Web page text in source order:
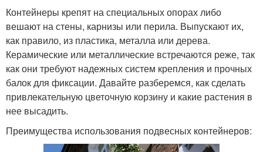
Контейнеры крепят на специальных опорах либо
вешают на стены, карнизы или перила. Выпускают их,
как правило, из пластика, металла или дерева.
Керамические или металлические встречаются реже, так
как они требуют надежных систем крепления и прочных
балок для фиксации. Давайте разберемся, как сделать
привлекательную цветочную корзину и какие растения в
нее высадить.
Преимущества использования подвесных контейнеров: